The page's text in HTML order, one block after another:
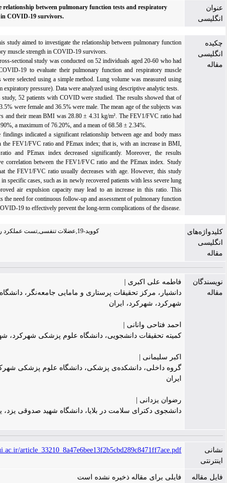
Investigating the relationship between pulmonary function tests and respiratory
muscle strength in COVID-19 survivors.
Background: This study aimed to investigate the relationship between pulmonary function
tests and respiratory muscle strength in COVID-19 survivors.
Methods: This cross-sectional study was conducted on 52 individuals aged 20-60 who had
recovered from COVID-19 to evaluate their pulmonary function and respiratory muscle
strength. Samples were selected using a simple method. Lung volume was measured using
PEmax (maximum expiratory pressure). Data were analyzed using descriptive analytic tests.
Findings: In this study, 52 patients with COVID were studied. The results showed that of
the 52 subjects, 63.5% were female and 36.5% were male. The mean age of the subjects was
48.32 ± 1.41 years and their mean BMI was 28.80 ± 4.31 kg/m². The FEV1/FVC ratio had
a minimum of 63.90%, a maximum of 76.20%, and a mean of 68.58 ± 2.34%.
Conclusion:The findings indicated a significant relationship between age and body mass
index (BMI) with the FEV1/FVC ratio and PEmax index; that is, with an increase in BMI,
the FEV1/FVC ratio and PEmax index decreased significantly. Moreover, the results
revealed a positive correlation between the FEV1/FVC ratio and the PEmax index. Study
results indicate that the FEV1/FVC ratio usually decreases with age. However, this study
demonstrated that in specific cases, such as in newly recovered patients with less severe lung
involvement, improved air expulsion capacity may lead to an increase in this ratio. This
research highlights the need for continuous follow-up and assessment of pulmonary function
in patients with COVID-19 to effectively prevent the long-term complications of the disease.
فاطمه علی اکبری |
دانشیار، مرکز تحقیقات پرستاری و مامایی جامعه‌نگر، دانشگاه علوم پزشکی
شهرکرد، شهرکرد، ایران
احمد فتاحی وانانی |
کمیته تحقیقات دانشجویی، دانشگاه علوم پزشکی شهرکرد، شهرکرد، ایران
گروه داخلی، دانشکده‌ی پزشکی، دانشگاه علوم پزشکی شهرکرد، شهرکرد،
دانشجوی دکترای سلامت در بلایا، دانشگاه شهید صدوقی یزد، یزد، ایران
https://jims.mui.ac.ir/article_33210_8a47e6bee13f2b5cbd289c8471ff7ace.pdf
فایلی برای مقاله ذخیره نشده است